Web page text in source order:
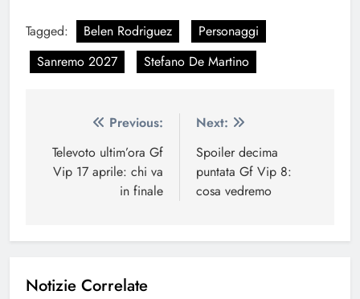
Tagged: Belen Rodriguez
Personaggi
Sanremo 2027
Stefano De Martino
Navigazione
articoli
Previous:
Televoto ultim’ora Gf
Vip 17 aprile: chi va
in finale
Next:
Spoiler decima
puntata Gf Vip 8:
cosa vedremo
Notizie Correlate